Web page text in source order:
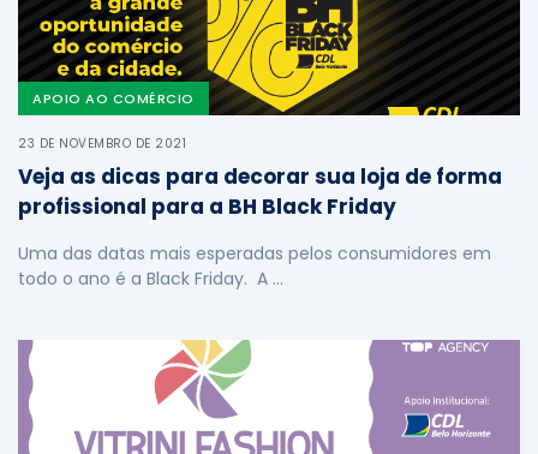
APOIO AO COMÉRCIO
23 DE NOVEMBRO DE 2021
Veja as dicas para decorar sua loja de forma
profissional para a BH Black Friday
Uma das datas mais esperadas pelos consumidores em
todo o ano é a Black Friday. A …